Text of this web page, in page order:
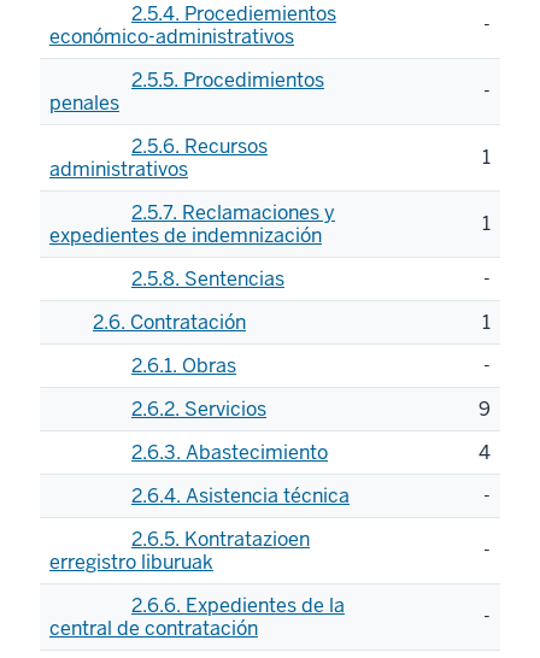
2.5.4. Procediemientos
económico-administrativos
-
2.5.5. Procedimientos
penales
-
2.5.6. Recursos
administrativos
1
2.5.7. Reclamaciones y
expedientes de indemnización
1
2.5.8. Sentencias
-
2.6. Contratación
1
2.6.1. Obras
-
2.6.2. Servicios
9
2.6.3. Abastecimiento
4
2.6.4. Asistencia técnica
-
2.6.5. Kontratazioen
erregistro liburuak
-
2.6.6. Expedientes de la
central de contratación
-